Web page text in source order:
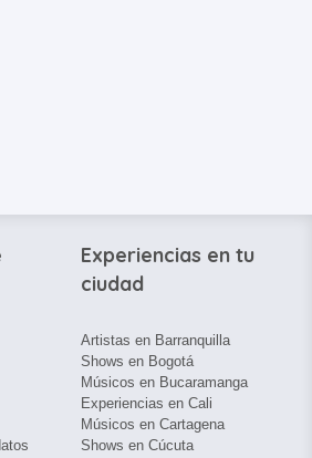
Experiencias en tu
ciudad
Artistas en Barranquilla
Shows en Bogotá
Músicos en Bucaramanga
Experiencias en Cali
Músicos en Cartagena
Shows en Cúcuta